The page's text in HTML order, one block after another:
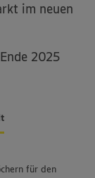
im neuen
2025
für den